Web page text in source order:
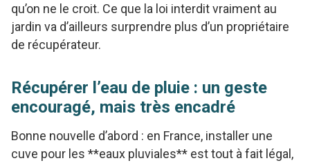
qu’on ne le croit. Ce que la loi interdit vraiment au
jardin va d’ailleurs surprendre plus d’un propriétaire
de récupérateur.
Récupérer l’eau de pluie : un geste
encouragé, mais très encadré
Bonne nouvelle d’abord : en France, installer une
cuve pour les **eaux pluviales** est tout à fait légal,